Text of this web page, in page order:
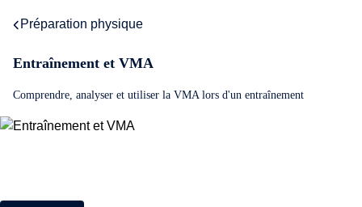
Préparation physique
Entraînement et VMA
Comprendre, analyser et utiliser la VMA lors d'un entraînement